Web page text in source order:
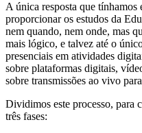
A única resposta que
proporcionar os estudos da
nem quando, nem onde, mas
mais lógico, e talvez até o
presenciais em atividades
sobre plataformas digitais,
sobre transmissões ao vivo
Dividimos este processo, para
três fases: